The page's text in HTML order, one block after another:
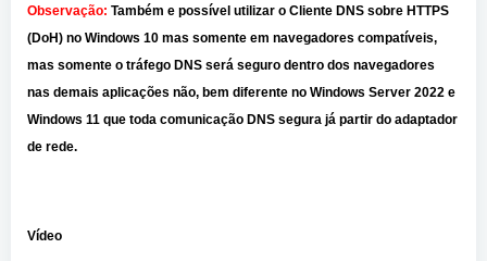
Observação: Também e possível utilizar o Cliente DNS sobre HTTPS
(DoH) no Windows 10 mas somente em navegadores compatíveis,
mas somente o tráfego DNS será seguro dentro dos navegadores
nas demais aplicações não, bem diferente no Windows Server 2022 e
Windows 11 que toda comunicação DNS segura já partir do adaptador
de rede.
Vídeo